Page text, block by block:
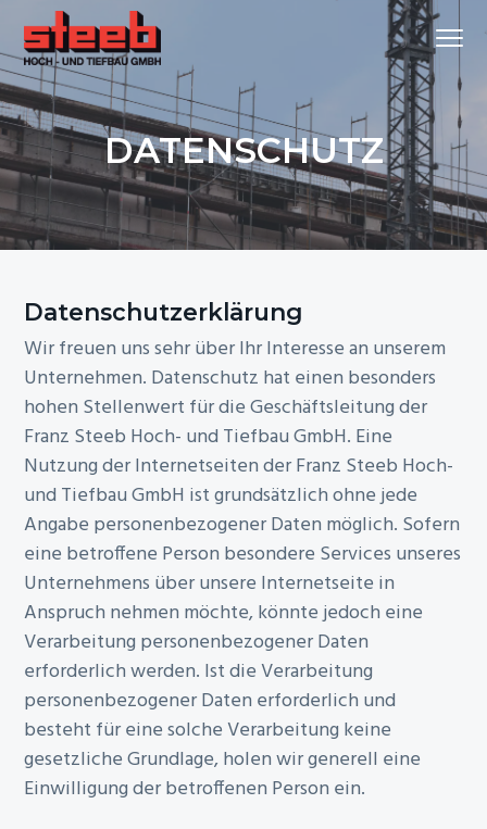
u
r
H
a
u
p
t
n
k
i
p
t
o
m
a
i
u
r
F
u
ß
z
e
i
STEEB HOCH- UND TIEFBAU GMBH
Ihr
Bauunternehmen
in
Göppingen
Menu
DATENSCHUTZ
Datenschutzerklärung
Wir freuen uns sehr über Ihr Interesse an unserem
Unternehmen. Datenschutz hat einen besonders
hohen Stellenwert für die Geschäftsleitung der
Franz Steeb Hoch- und Tiefbau GmbH. Eine
Nutzung der Internetseiten der Franz Steeb Hoch-
und Tiefbau GmbH ist grundsätzlich ohne jede
Angabe personenbezogener Daten möglich. Sofern
eine betroffene Person besondere Services unseres
Unternehmens über unsere Internetseite in
Anspruch nehmen möchte, könnte jedoch eine
Verarbeitung personenbezogener Daten
erforderlich werden. Ist die Verarbeitung
personenbezogener Daten erforderlich und
besteht für eine solche Verarbeitung keine
gesetzliche Grundlage, holen wir generell eine
Einwilligung der betroffenen Person ein.